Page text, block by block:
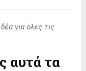
για όλες τις
αυτά τα